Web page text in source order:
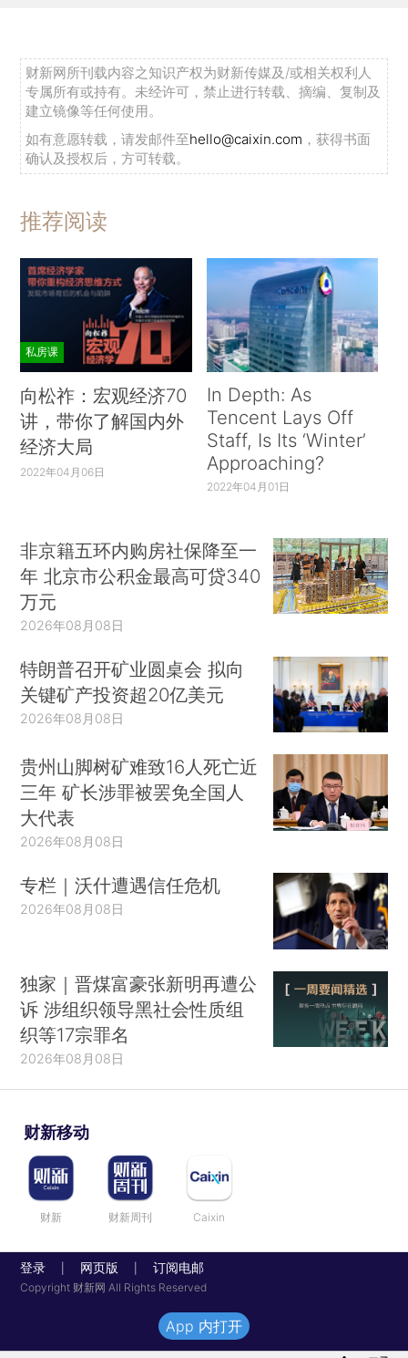
财新网所刊载内容之知识产权为财新传媒及/或相关权利人
专属所有或持有。未经许可，禁止进行转载、摘编、复制及
建立镜像等任何使用。
如有意愿转载，请发邮件至hello@caixin.com ，获得书面
确认及授权后，方可转载。
推荐阅读
私房课
向松祚：宏观经济70
讲，带你了解国内外
经济大局
2022年04月06日
In Depth: As
Tencent Lays Off
Staff, Is Its ‘Winter’
Approaching?
2022年04月01日
非京籍五环内购房社保降至一
年 北京市公积金最高可贷340
万元
2026年08月08日
特朗普召开矿业圆桌会 拟向
关键矿产投资超20亿美元
2026年08月08日
贵州山脚树矿难致16人死亡近
三年 矿长涉罪被罢免全国人
大代表
2026年08月08日
专栏｜沃什遭遇信任危机
2026年08月08日
独家｜晋煤富豪张新明再遭公
诉 涉组织领导黑社会性质组
织等17宗罪名
2026年08月08日
财新移动
财新 财新周刊 Caixin
登录 网页版 订阅电邮
Copyright 财新网 All Rights Reserved
App 内打开